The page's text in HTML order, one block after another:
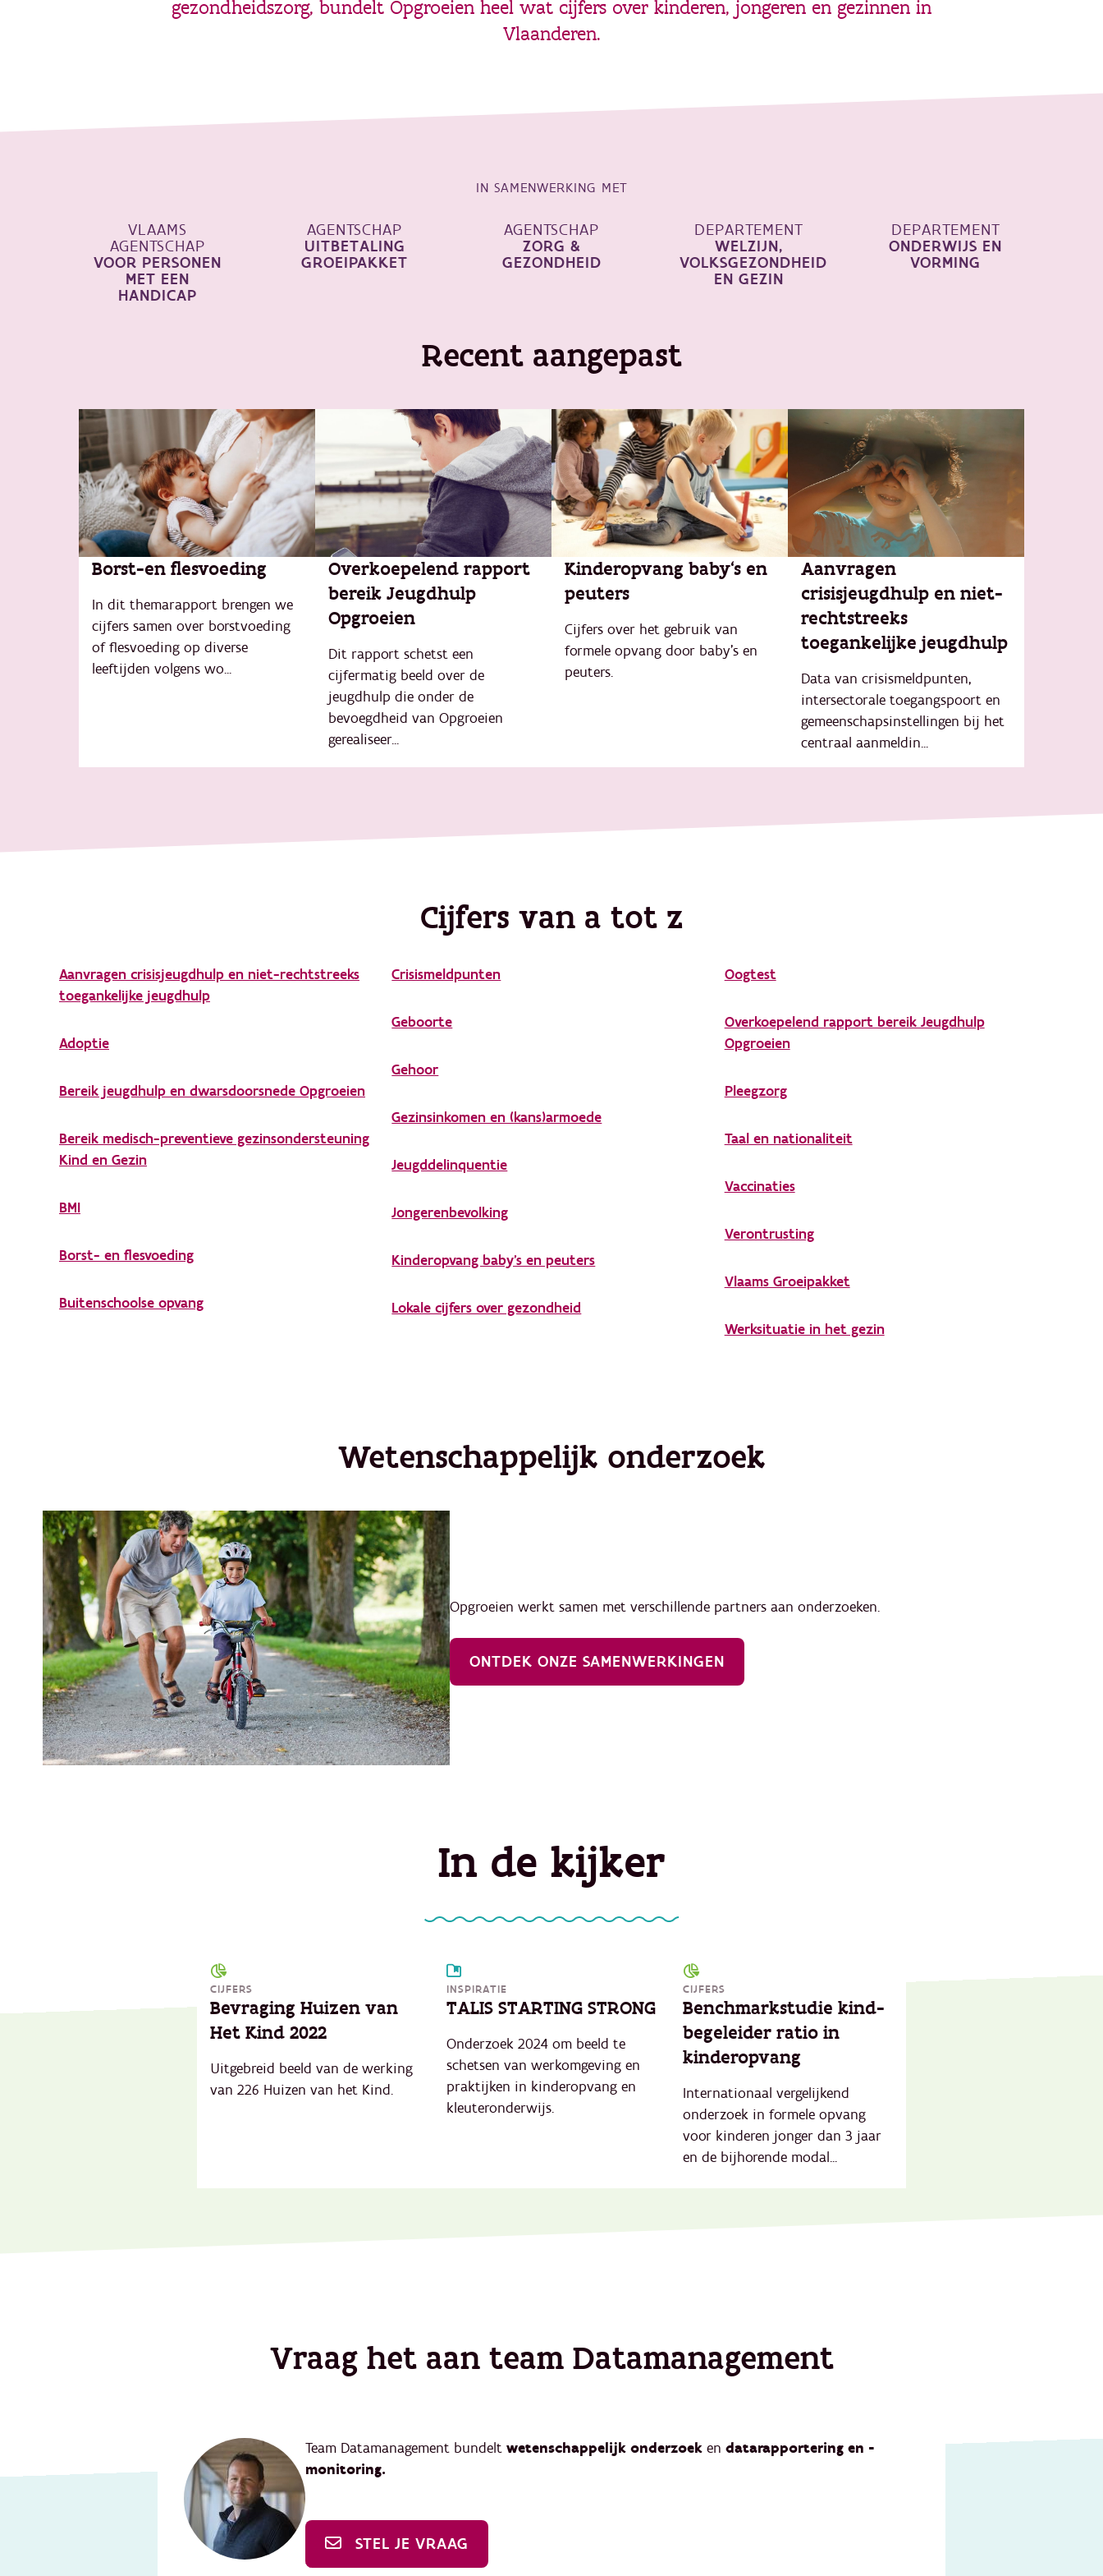
gezondheidszorg, bundelt Opgroeien heel wat cijfers over kinderen, jongeren en gezinnen in
Vlaanderen.
IN SAMENWERKING MET
VLAAMS
AGENTSCHAP
VOOR PERSONEN
MET EEN
HANDICAP
AGENTSCHAP
UITBETALING
GROEIPAKKET
AGENTSCHAP
ZORG &
GEZONDHEID
DEPARTEMENT
WELZIJN,
VOLKSGEZONDHEID
EN GEZIN
DEPARTEMENT
ONDERWIJS EN
VORMING
Recent aangepast
Borst-en flesvoeding
In dit themarapport brengen we
cijfers samen over borstvoeding
of flesvoeding op diverse
leeftijden volgens wo...
Overkoepelend rapport
bereik Jeugdhulp
Opgroeien
Dit rapport schetst een
cijfermatig beeld over de
jeugdhulp die onder de
bevoegdheid van Opgroeien
gerealiseer...
Kinderopvang baby's en
peuters
Cijfers over het gebruik van
formele opvang door baby’s en
peuters.
Aanvragen
crisisjeugdhulp en niet-
rechtstreeks
toegankelijke jeugdhulp
Data van crisismeldpunten,
intersectorale toegangspoort en
gemeenschapsinstellingen bij het
centraal aanmeldin...
Cijfers van a tot z
Aanvragen crisisjeugdhulp en niet-rechtstreeks
toegankelijke jeugdhulp
Adoptie
Bereik jeugdhulp en dwarsdoorsnede Opgroeien
Bereik medisch-preventieve gezinsondersteuning
Kind en Gezin
BMI
Borst- en flesvoeding
Buitenschoolse opvang
Crisismeldpunten
Geboorte
Gehoor
Gezinsinkomen en (kans)armoede
Jeugddelinquentie
Jongerenbevolking
Kinderopvang baby's en peuters
Lokale cijfers over gezondheid
Oogtest
Overkoepelend rapport bereik Jeugdhulp
Opgroeien
Pleegzorg
Taal en nationaliteit
Vaccinaties
Verontrusting
Vlaams Groeipakket
Werksituatie in het gezin
Wetenschappelijk onderzoek
Opgroeien werkt samen met verschillende partners aan onderzoeken.
ONTDEK ONZE SAMENWERKINGEN
In de kijker
CIJFERS
Bevraging Huizen van
Het Kind 2022
Uitgebreid beeld van de werking
van 226 Huizen van het Kind.
INSPIRATIE
TALIS STARTING STRONG
Onderzoek 2024 om beeld te
schetsen van werkomgeving en
praktijken in kinderopvang en
kleuteronderwijs.
CIJFERS
Benchmarkstudie kind-
begeleider ratio in
kinderopvang
Internationaal vergelijkend
onderzoek in formele opvang
voor kinderen jonger dan 3 jaar
en de bijhorende modal...
Vraag het aan team Datamanagement
Team Datamanagement bundelt wetenschappelijk onderzoek en datarapportering en -
monitoring.
STEL JE VRAAG